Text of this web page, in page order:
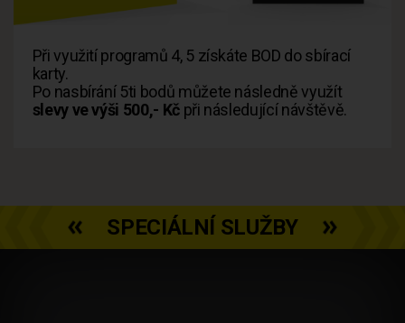
Při využití programů 4, 5 získáte BOD do sbírací
karty.
Po nasbírání 5ti bodů můžete následně využít
slevy ve výši 500,- Kčpři následující návštěvě.
SPECIÁLNÍ SLUŽBY